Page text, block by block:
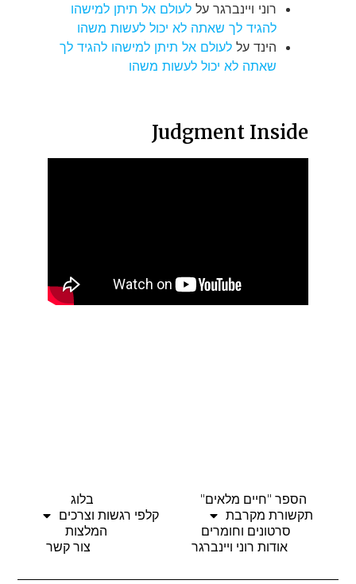
רוני ויינברגר על לעולם אל תיתן למישהו
להגיד לך שאתה לא יכול לעשות משהו
הינד על לעולם אל תיתן למישהו להגיד לך
שאתה לא יכול לעשות משהו
Judgment Inside
הספר "חיים מלאים"
בלוג
תקשורת מקרבת
קלפי רגשות וצרכים
סרטונים וחומרים
המלצות
אודות רוני ויינברגר
צור קשר